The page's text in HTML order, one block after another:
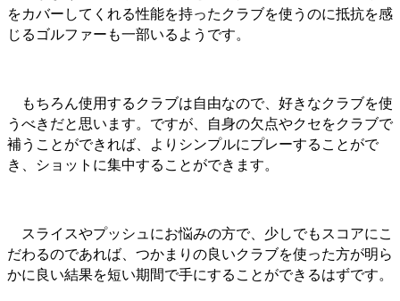
をカバーしてくれる性能を持ったクラブを使うのに抵抗を感
じるゴルファーも一部いるようです。
もちろん使用するクラブは自由なので、好きなクラブを使
うべきだと思います。ですが、自身の欠点やクセをクラブで
補うことができれば、よりシンプルにプレーすることがで
き、ショットに集中することができます。
スライスやプッシュにお悩みの方で、少しでもスコアにこ
だわるのであれば、つかまりの良いクラブを使った方が明ら
かに良い結果を短い期間で手にすることができるはずです。